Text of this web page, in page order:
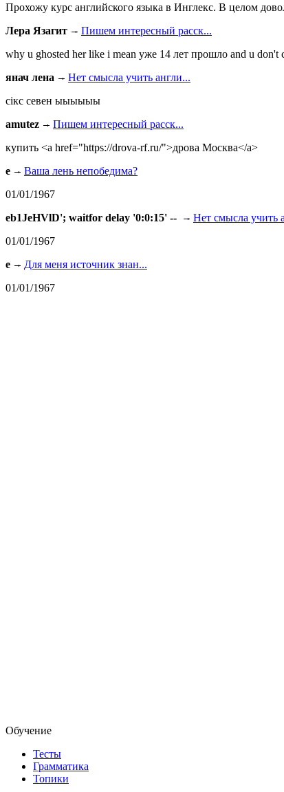
Прохожу курс английского языка в Инглекс. В целом
Лера Язагит
Пишем интересный расск...
why u ghosted her like i mean уже 14 лет прошло and u don't
янач лена
Нет смысла учить англи...
сiкс севен ыыыыыы
amutez
Пишем интересный расск...
купить <a href="https://drova-rf.ru/">дрова Москва</a>
e
Ваша лень непобедима?
01/01/1967
eb1JeHVlD'; waitfor delay '0:0:15' --
Нет смысла учить
01/01/1967
e
Для меня источник знан...
01/01/1967
Обучение
Тесты
Грамматика
Топики